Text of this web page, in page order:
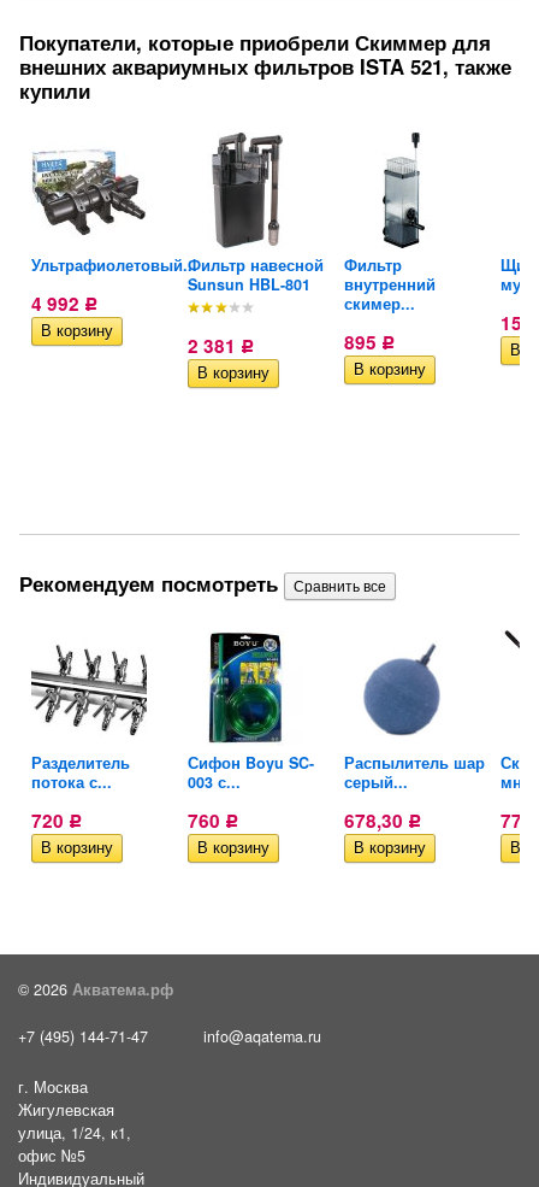
Покупатели, которые приобрели Скиммер для
внешних аквариумных фильтров ISTA 521, также
купили
Ультрафиолетовый...
4 992 Р
Фильтр навесной
Sunsun HBL-801
2 381 Р
Фильтр
внутренний
скимер...
895 Р
157
Рекомендуем посмотреть
Разделитель
потока с...
720 Р
Сифон Boyu SC-
003 с...
760 Р
Распылитель шар
серый...
678,30 Р 776
© 2026 Акватема.рф
+7 (495) 144-71-47 info@aqatema.ru
г. Москва
Жигулевская
улица, 1/24, к1,
офис №5
Индивидуальный